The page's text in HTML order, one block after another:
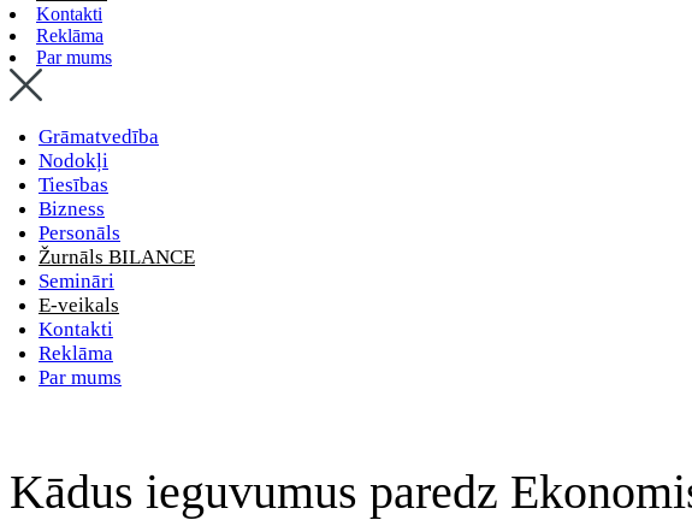
Kontakti
Reklāma
Par mums
Grāmatvedība
Nodokļi
Tiesības
Bizness
Personāls
Žurnāls BILANCE
Semināri
E-veikals
Kontakti
Reklāma
Par mums
Kādus ieguvumus paredz